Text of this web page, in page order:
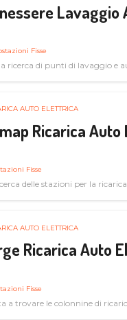
Lavaggio
Fisse
ricerca di punti di lavaggio e
AUTO ELETTRICA
Ricarica
Fisse
delle stazioni per la
AUTO ELETTRICA
Ricarica Auto
Fisse
a trovare le colonnine di